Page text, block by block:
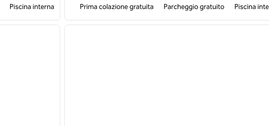
Piscina interna Prima colazione gratuita Parcheggio gratuito Piscina
immagine successiva
1 di 12